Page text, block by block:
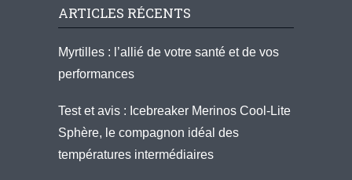
ARTICLES RÉCENTS
Myrtilles : l’allié de votre santé et de vos
performances
Test et avis : Icebreaker Merinos Cool-Lite
Sphère, le compagnon idéal des
températures intermédiaires